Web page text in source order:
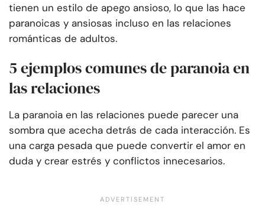
tienen un estilo de apego ansioso, lo que las hace
paranoicas y ansiosas incluso en las relaciones
románticas de adultos.
5 ejemplos comunes de paranoia en
las relaciones
La paranoia en las relaciones puede parecer una
sombra que acecha detrás de cada interacción. Es
una carga pesada que puede convertir el amor en
duda y crear estrés y conflictos innecesarios.